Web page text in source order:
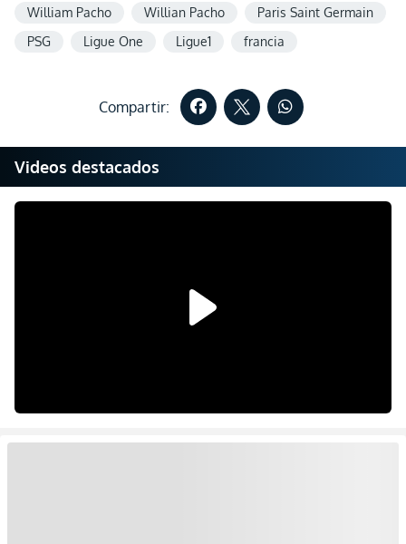
William Pacho Willian Pacho
Paris Saint Germain
PSG
Ligue One Ligue1 francia
Compartir:
Videos destacados